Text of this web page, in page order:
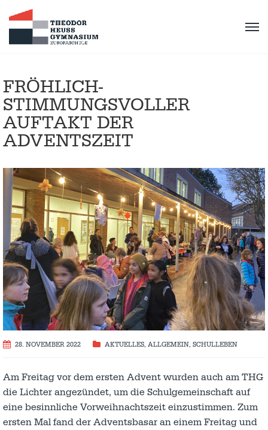
FRÖHLICH-
STIMMUNGSVOLLER
AUFTAKT DER
ADVENTSZEIT
28. NOVEMBER 2022 AKTUELLES, ALLGEMEIN, SCHULLEBEN
Am Freitag vor dem ersten Advent wurden auch am THG
die Lichter angezündet, um die Schulgemeinschaft auf
eine besinnliche Vorweihnachtszeit einzustimmen. Zum
ersten Mal fand der Adventsbasar an einem Freitag und